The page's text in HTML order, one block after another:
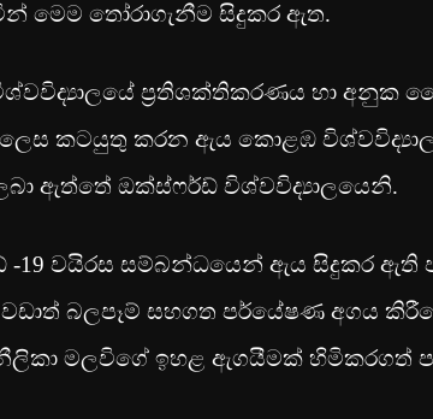
මෙම තෝරාගැනීම සිදුකර ඇත.
ප්‍රතිශක්තිකරණය හා අනුක
ලෙස කටයුතු කරන ඇය කොළඹ
ඇත්තේ ඔක්ස්ෆර්ඩ් විශ්වවිද්‍යාලයෙනි.
-19 වයිරස සම්බන්ධයෙන් ඇය සිදුකර ඇති
බලපෑම් සහගත පර්යේෂණ අගය
මලවිගේ ඉහළ ඇගයීමක් හිමිකරගත්